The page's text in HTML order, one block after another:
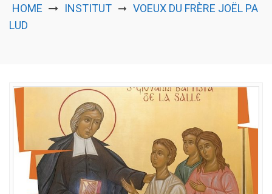
HOME INSTITUT ➞ VOEUX DU FRÈRE JOËL PA
LUD